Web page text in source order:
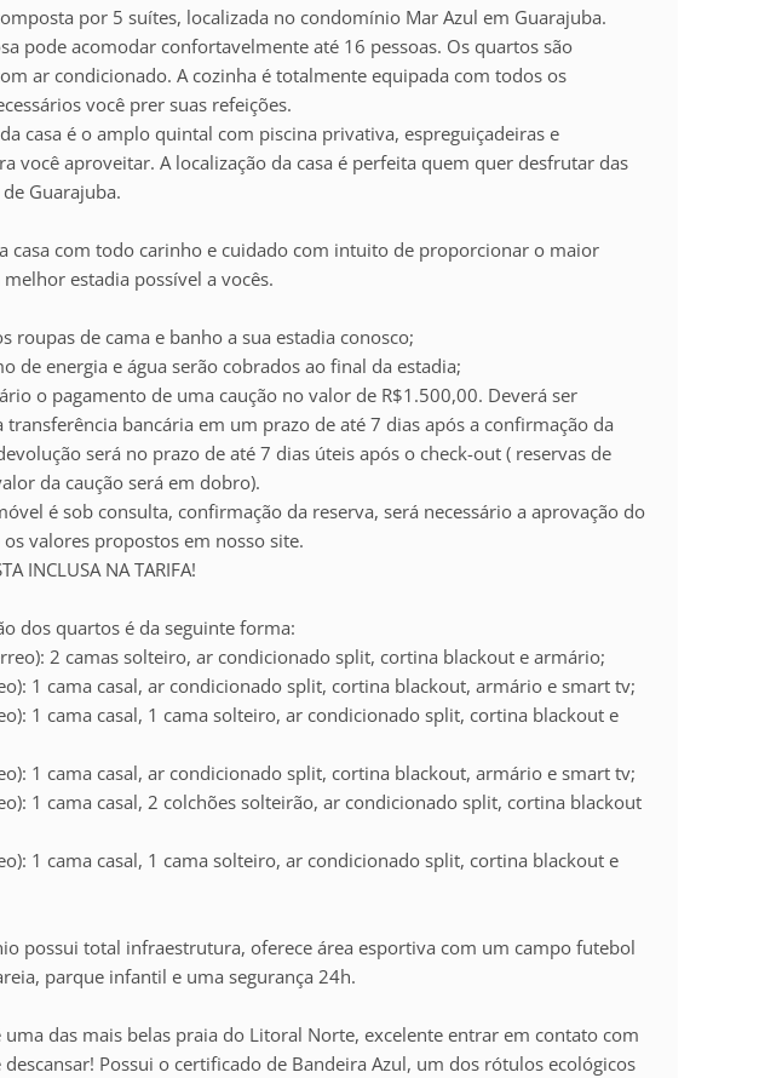
por 5 suítes, localizada no condomínio Mar Azul em Guarajuba.
pode acomodar confortavelmente até 16 pessoas. Os quartos são
ar condicionado. A cozinha é totalmente equipada com todos os
você prer suas refeições.
casa é o amplo quintal com piscina privativa, espreguiçadeiras e
você aproveitar. A localização da casa é perfeita quem quer desfrutar das
Guarajuba.
casa com todo carinho e cuidado com intuito de proporcionar o maior
estadia possível a vocês.
roupas de cama e banho a sua estadia conosco;
de energia e água serão cobrados ao final da estadia;
o pagamento de uma caução no valor de R$1.500,00. Deverá ser
transferência bancária em um prazo de até 7 dias após a confirmação da
será no prazo de até 7 dias úteis após o check-out ( reservas de
da caução será em dobro).
é sob consulta, confirmação da reserva, será necessário a aprovação do
valores propostos em nosso site.
INCLUSA NA TARIFA!
dos quartos é da seguinte forma:
2 camas solteiro, ar condicionado split, cortina blackout e armário;
1 cama casal, ar condicionado split, cortina blackout, armário e smart tv;
1 cama casal, 1 cama solteiro, ar condicionado split, cortina blackout e
1 cama casal, ar condicionado split, cortina blackout, armário e smart tv;
1 cama casal, 2 colchões solteirão, ar condicionado split, cortina blackout
1 cama casal, 1 cama solteiro, ar condicionado split, cortina blackout e
possui total infraestrutura, oferece área esportiva com um campo futebol
parque infantil e uma segurança 24h.
uma das mais belas praia do Litoral Norte, excelente entrar em contato com
descansar! Possui o certificado de Bandeira Azul, um dos rótulos ecológicos